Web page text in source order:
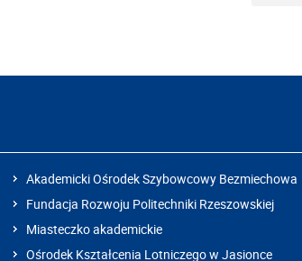
Akademicki Ośrodek Szybowcowy Bezmiechowa
Fundacja Rozwoju Politechniki Rzeszowskiej
Miasteczko akademickie
Ośrodek Kształcenia Lotniczego w Jasionce